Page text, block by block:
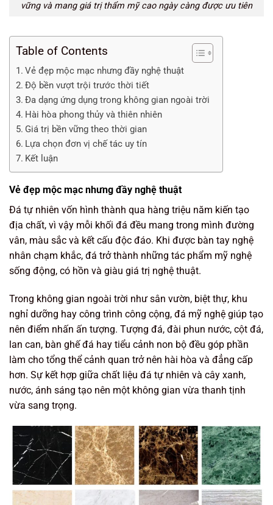
vững và mang giá trị thẩm mỹ cao ngày càng được ưu tiên
Table of Contents
Vẻ đẹp mộc mạc nhưng đầy nghệ thuật
Độ bền vượt trội trước thời tiết
Đa dạng ứng dụng trong không gian ngoài trời
Hài hòa phong thủy và thiên nhiên
Giá trị bền vững theo thời gian
Lựa chọn đơn vị chế tác uy tín
Kết luận
Vẻ đẹp mộc mạc nhưng đầy nghệ thuật
Đá tự nhiên vốn hình thành qua hàng triệu năm kiến tạo
địa chất, vì vậy mỗi khối đá đều mang trong mình đường
vân, màu sắc và kết cấu độc đáo. Khi được bàn tay nghệ
nhân chạm khắc, đá trở thành những tác phẩm mỹ nghệ
sống động, có hồn và giàu giá trị nghệ thuật.
Trong không gian ngoài trời như sân vườn, biệt thự, khu
nghỉ dưỡng hay công trình công cộng, đá mỹ nghệ giúp tạo
nên điểm nhấn ấn tượng. Tượng đá, đài phun nước, cột đá,
lan can, bàn ghế đá hay tiểu cảnh non bộ đều góp phần
làm cho tổng thể cảnh quan trở nên hài hòa và đẳng cấp
hơn. Sự kết hợp giữa chất liệu đá tự nhiên và cây xanh,
nước, ánh sáng tạo nên một không gian vừa thanh tịnh
vừa sang trọng.